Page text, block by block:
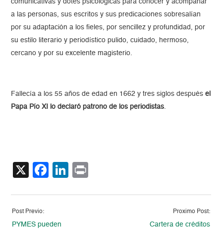
comunicativas y dotes psicológicas para conocer y acompañar
a las personas, sus escritos y sus predicaciones sobresalían
por su adaptación a los fieles, por sencillez y profundidad, por
su estilo literario y periodístico pulido, cuidado, hermoso,
cercano y por su excelente magisterio.
Fallecía a los 55 años de edad en 1662 y tres siglos despuésel
Papa Pío XI lo declaró patrono de los periodistas.
X Facebook
LinkedIn
Post Previo:
PYMES pueden
Proximo Post:
Cartera de créditos